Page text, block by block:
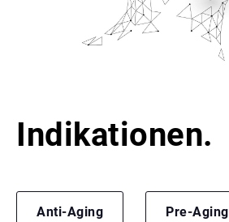
Indikationen.
Anti-Aging Pre-Aging